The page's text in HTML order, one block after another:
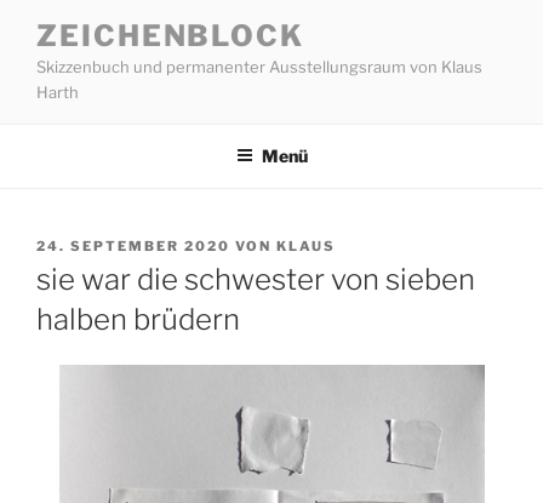
Inhalt
springen
ZEICHENBLOCK
Skizzenbuch und permanenter Ausstellungsraum von Klaus
Harth
Menü
VERÖFFENTLICHT
AM
24. SEPTEMBER 2020 VON KLAUS
sie war die schwester von sieben
halben brüdern